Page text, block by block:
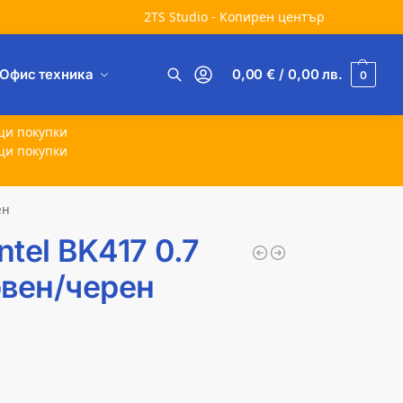
2TS Studio - Копирен център
техника 0,00€ / 0,00лв. 0
покупки
покупки
BK417 0.7
черен